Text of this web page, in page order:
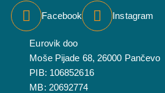
Facebook Instagram
Eurovik doo
Moše Pijade 68, 26000 Pančevo
PIB: 106852616
MB: 20692774